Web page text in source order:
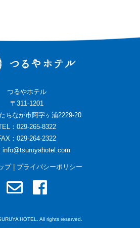
つるやホテル
〒311-1201
ちなか市阿字ヶ浦2229-20
：029-265-8322
：029-264-2322
info@tsuruyahotel.com
プ| プライバシーポリシー
HOTEL. All rights reserved.